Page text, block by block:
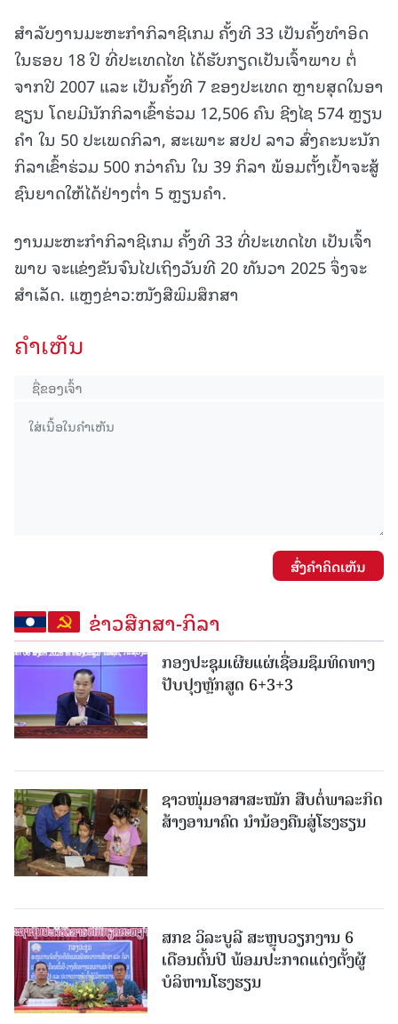
ສຳລັບງານມະຫະກຳກິລາຊີເກມ ຄັ້ງທີ 33 ເປັນຄັ້ງທຳອິດ
ໃນຮອບ 18 ປີ ທີ່ປະເທດໄທ ໄດ້ຮັບກຽດເປັນເຈົ້າພາບ ຕໍ່
ຈາກປີ 2007 ແລະ ເປັນຄັ້ງທີ 7 ຂອງປະເທດ ຫຼາຍສຸດໃນອາ
ຊຽນ ໂດຍມີນັກກິລາເຂົ້າຮ່ວມ 12,506 ຄົນ ຊີງໄຊ 574 ຫຼຽນ
ຄຳ ໃນ 50 ປະເພດກິລາ, ສະເພາະ ສປປ ລາວ ສົ່ງຄະນະນັກ
ກິລາເຂົ້າຮ່ວມ 500 ກວ່າຄົນ ໃນ 39 ກິລາ ພ້ອມຕັ້ງເປົ້າຈະສູ້
ຊົນຍາດໃຫ້ໄດ້ຢ່າງຕໍ່າ 5 ຫຼຽນຄຳ.
ງານມະຫະກຳກິລາຊີເກມ ຄັ້ງທີ 33 ທີ່ປະເທດໄທ ເປັນເຈົ້າ
ພາບ ຈະແຂ່ງຂັນຈົນໄປເຖິງວັນທີ 20 ທັນວາ 2025 ຈຶ່ງຈະ
ສຳເລັດ. ແຫຼງຂ່າວ:ໜັງສືພິມສຶກສາ
ຄໍາເຫັນ
ສົ່ງຄໍາຄິດເຫັນ
ຂ່າວສືກສາ-ກິລາ
ກອງປະຊຸມເຜີຍແຜ່ເຊື່ອມຊຶມທິດທາງ
ປັບປຸງຫຼັກສູດ 6+3+3
ຊາວໜຸ່ມອາສາສະໝັກ ສືບຕໍ່ພາລະກິດ
ສ້າງອານາຄົດ ນໍານ້ອງຄືນສູ່ໂຮງຮຽນ
ສກຂ ວິລະບູລີ ສະຫຼຸບວຽກງານ 6
ເດືອນຕົ້ນປີ ພ້ອມປະກາດແຕ່ງຕັ້ງຜູ້
ບໍລິຫານໂຮງຮຽນ